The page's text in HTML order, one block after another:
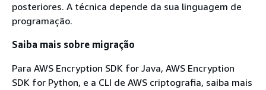
posteriores. A técnica depende da sua linguagem de
programação.
Saiba mais sobre migração
Para AWS Encryption SDK for Java, AWS Encryption
SDK for Python, e a CLI de AWS criptografia, saiba mais